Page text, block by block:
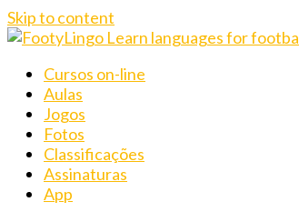
Skip to content
Cursos on-line
Aulas
Jogos
Fotos
Classificações
Assinaturas
App